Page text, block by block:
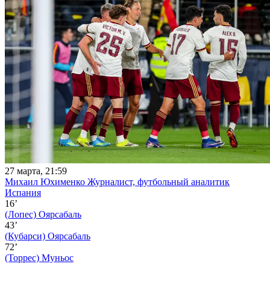
27 марта, 21:59
Михаил Юхименко Журналист, футбольный аналитик
Испания
16’
(Лопес) Оярсабаль
43’
(Кубарси) Оярсабаль
72’
(Торрес) Муньос